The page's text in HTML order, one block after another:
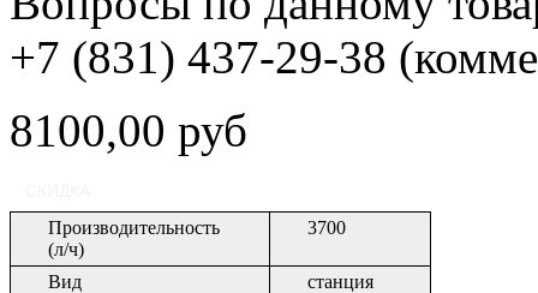
+7 (831) 437-29-38
8100,00 руб
Производительность
(л/ч)
3700
Вид
станция